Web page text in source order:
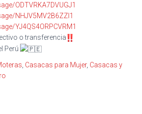
ODTVRKA7DVUGJ1
NHJV5MV2B6ZZI1
YJ4QS4ORPCVRM1
o transferencia
Perú
, Casacas para Mujer, Casacas y